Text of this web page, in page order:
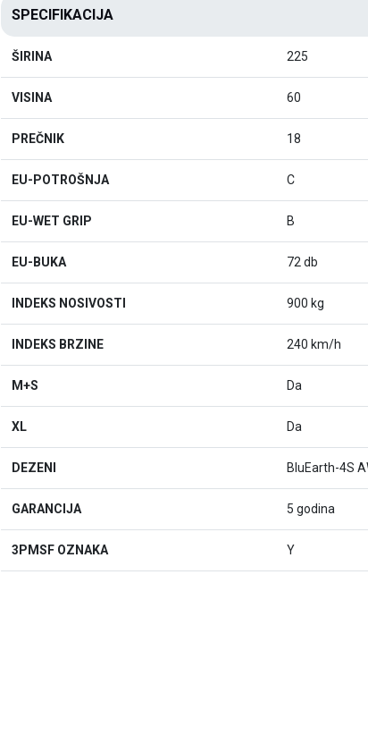
SPECIFIKACIJA
ŠIRINA 225
VISINA 60
PREČNIK 18
EU-POTROŠNJA C
EU-WET GRIP B
EU-BUKA 72 db
INDEKS NOSIVOSTI 900 kg
INDEKS BRZINE 240 km/h
M+S Da
XL Da
DEZENI BluEarth-4S
GARANCIJA 5 godina
3PMSF OZNAKA Y